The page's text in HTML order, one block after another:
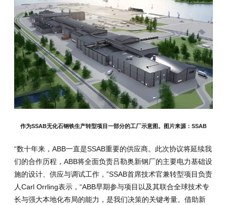
作为SSAB无化石钢铁生产转型项目一部分的工厂示意图。图片来源：SSAB
“数十年来，ABB一直是SSAB重要的供应商。此次协议将延续我
们的合作历程，ABB将全面负责吕勒奥新钢厂的主要电力基础设
施的设计、供应与调试工作，”SSAB首席技术官兼转型项目负责
人Carl Orrling表示，“ABB早期参与项目以及其联合全球技术专
长与强大本地化布局的能力，是我们决策的关键考量。借助新